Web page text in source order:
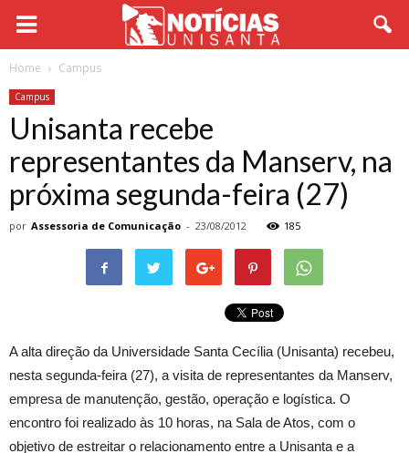
Home Campus
Campus
Unisanta recebe
representantes da Manserv, na
próxima segunda-feira (27)
por Assessoria de Comunicação - 23/08/2012 185
A alta direção da Universidade Santa Cecília (Unisanta) recebeu,
nesta segunda-feira (27), a visita de representantes da Manserv,
empresa de manutenção, gestão, operação e logística. O
encontro foi realizado às 10 horas, na Sala de Atos, com o
objetivo de estreitar o relacionamento entre a Unisanta e a